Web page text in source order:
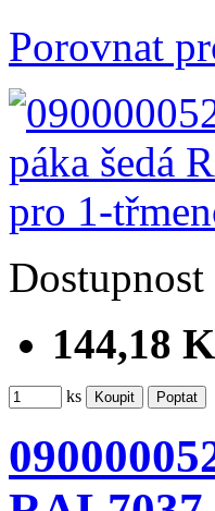
Porovnat
Dostupnost
144,18
ks